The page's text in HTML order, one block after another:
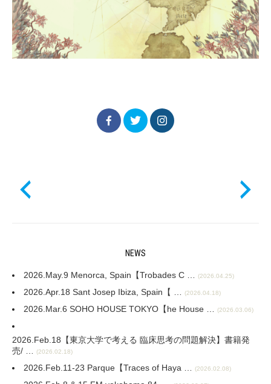
NEWS
2026.May.9 Menorca, Spain【Trobades C … (2026.04.25)
2026.Apr.18 Sant Josep Ibiza, Spain【 … (2026.04.18)
2026.Mar.6 SOHO HOUSE TOKYO【he House … (2026.03.06)
2026.Feb.18【東京大学で考える 臨床思考の問題解決】書籍発
売/ … (2026.02.18)
2026.Feb.11-23 Parque【Traces of Haya … (2026.02.08)